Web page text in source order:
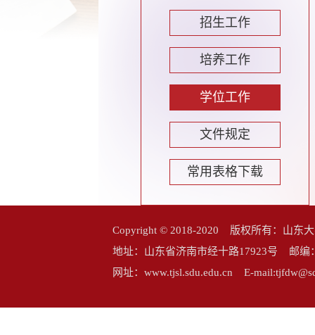
招生工作
培养工作
学位工作
文件规定
常用表格下载
Copyright © 2018-2020 版权所有：山东
地址：山东省济南市经十路17923号 邮
网址：www.tjsl.sdu.edu.cn E-